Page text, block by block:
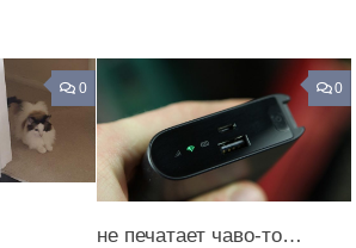
0 0
не печатает чаво-то…